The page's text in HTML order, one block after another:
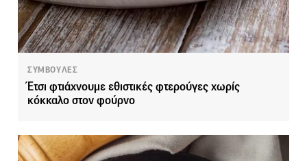
ΣΥΜΒΟΥΛΕΣ
Έτσι φτιάχνουμε εθιστικές φτερούγες χωρίς
κόκκαλο στον φούρνο